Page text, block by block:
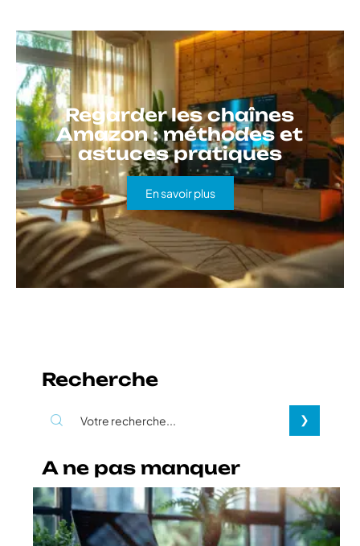
Regarder les chaînes
Amazon : méthodes et
astuces pratiques
En savoir plus
Recherche
A ne pas manquer